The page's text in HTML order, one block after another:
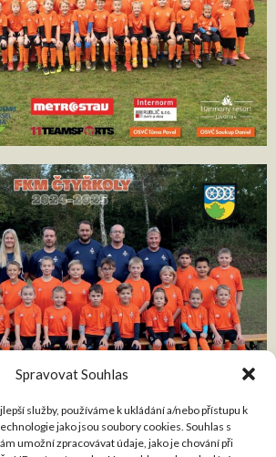
Spravovat Souhlas
služby, používáme k ukládání a/nebo přístupu k
jako jsou soubory cookies. Souhlas s
umožní zpracovávat údaje, jako je chování při